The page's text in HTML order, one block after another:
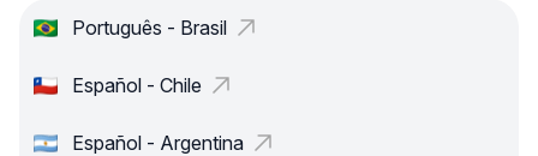
Português - Brasil
Español - Chile
Español - Argentina